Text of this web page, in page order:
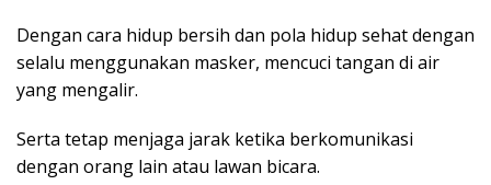
Dengan cara hidup bersih dan pola hidup sehat dengan
selalu menggunakan masker, mencuci tangan di air
yang mengalir.
Serta tetap menjaga jarak ketika berkomunikasi
dengan orang lain atau lawan bicara.